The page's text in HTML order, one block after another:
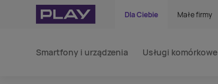
Dla Ciebie Małe firmy
Smartfony i urządzenia Usługi komórkowe